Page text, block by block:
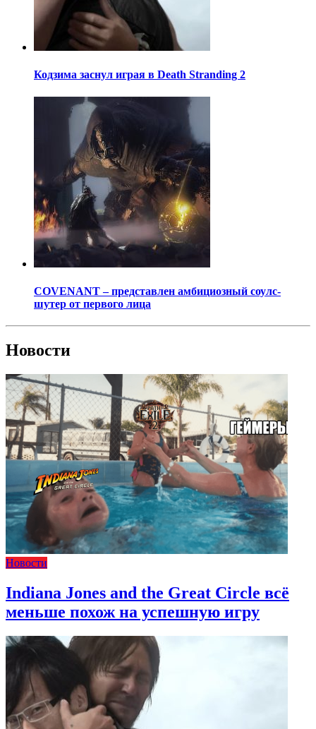
Кодзима заснул играя в Death Stranding 2
COVENANT – представлен амбициозный соулс-
шутер от первого лица
Новости
Новости
Indiana Jones and the Great Circle всё
меньше похож на успешную игру